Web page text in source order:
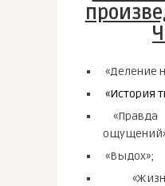
«Деление
«История
«Правда
«Выдох»;